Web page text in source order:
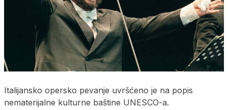
Italijansko opersko pevanje uvršćeno je na popis
nematerijalne kulturne baštine UNESCO-a.